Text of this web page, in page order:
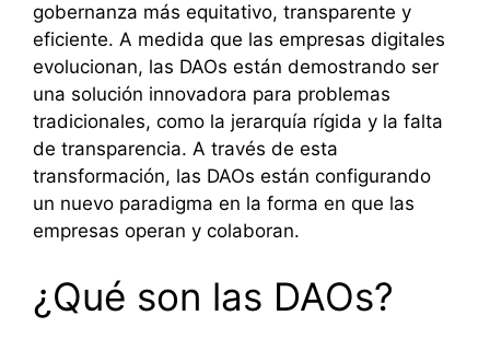
gobernanza más equitativo, transparente y
eficiente. A medida que las empresas digitales
evolucionan, las DAOs están demostrando ser
una solución innovadora para problemas
tradicionales, como la jerarquía rígida y la falta
de transparencia. A través de esta
transformación, las DAOs están configurando
un nuevo paradigma en la forma en que las
empresas operan y colaboran.
¿Qué son las DAOs?